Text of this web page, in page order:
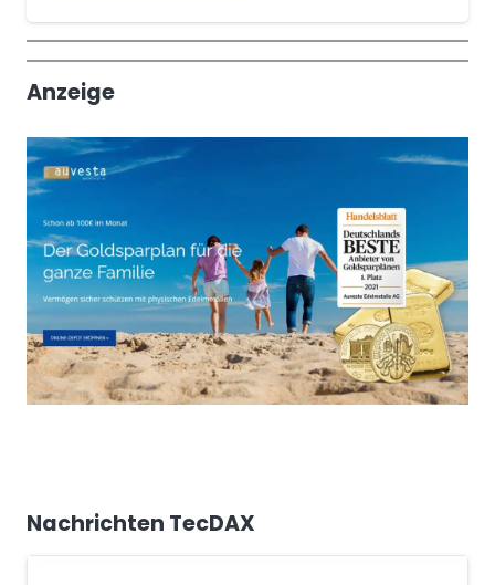
Wochenrückblick
Trendthemen
Anzeige
Nachrichten TecDAX